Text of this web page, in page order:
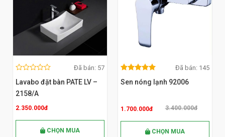
0
out
of
5
MUA NGAY
0
out
of
Đã bán: 57
Lavabo đặt bàn PATE LV –
2158/A
2.350.000đ
CHỌN MUA
5.00out
of 5
MUA NGAY
5.00
out
of 5
Đã bán: 145
Sen nóng lạnh 92006
3.400.000đ
1.700.000đ
CHỌN MUA